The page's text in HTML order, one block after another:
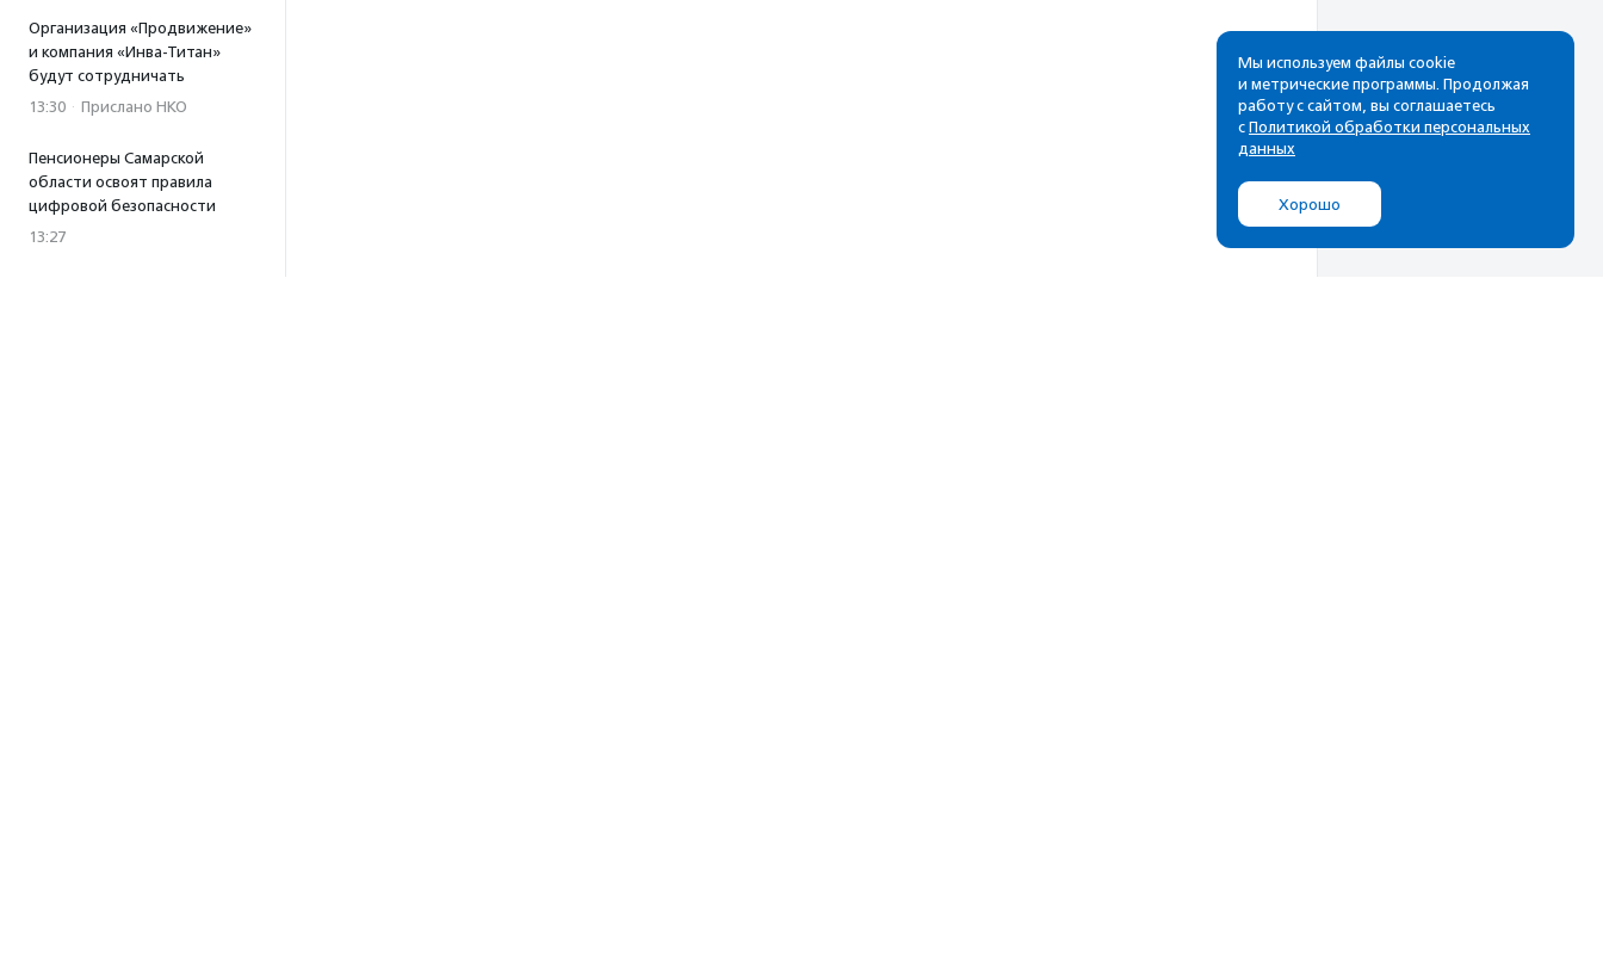
Организация «Продвижение»
и компания «Инва-Титан»
будут сотрудничать
13:30 · Прислано НКО
Пенсионеры Самарской
области освоят правила
цифровой безопасности
13:27
Рассылка
Cамые свежие новости,
почтовом ящике
Мы используем файлы cookie
и метрические программы. Продолжая
работу с сайтом, вы соглашаетесь
с Политикой обработки персональных
данных
Хорошо